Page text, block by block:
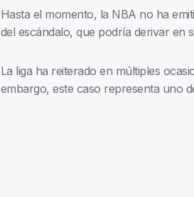
Hasta el momento, la NBA no ha
del escándalo, que podría derivar en
La liga ha reiterado en múltiples
embargo, este caso representa uno